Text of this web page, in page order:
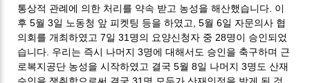
통상적 관례에 의한 처리를 약속 받고 농성을 해산했습니다. 이
후 5월 3일 노동청 앞 피켓팅 등을 하였고, 5월 6일 자문의사 협
의회를 개최하였고 7일 31명의 요양신청자 중 28명이 승인되었
습니다. 우리는 즉시 나머지 3명에 대해서도 승인을 축구하며 근
로복지공단 농성을 시작하였고 결국 5월 8일 나머지 3명도 산재